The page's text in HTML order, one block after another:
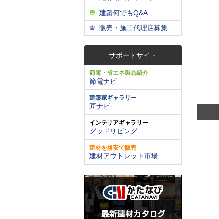
建築何でもQ&A
販売・施工代理店募集
サポートサイト
節電・省エネ製品紹介
節電ナビ
建築家ギャラリー
匠ナビ
インテリアギャラリー
グッドリビング
建材を格安で販売
建材アウトレット市場